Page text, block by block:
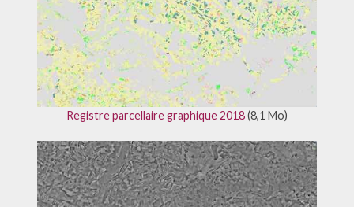
Registre parcellaire graphique 2018(8,1 Mo)